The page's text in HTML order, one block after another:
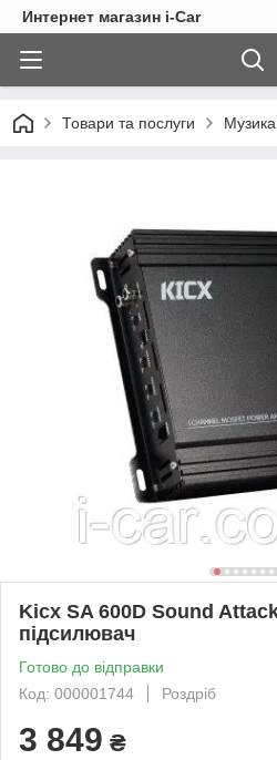
Интернет магазин i-Car
Товари та послуги
Kicx SA 600D Sound
підсилювач
Готово до відправки
Код: 000001744
Роздріб
3 849 ₴